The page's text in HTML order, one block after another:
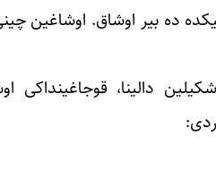
ده بیر اوشاق. اوشاغین
دالینا، قوجاغینداکی